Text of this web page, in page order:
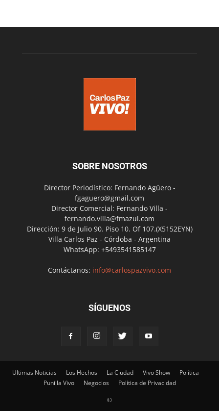
SOBRE NOSOTROS
Director Periodístico: Fernando Agüero -
fgaguero@gmail.com
Director Comercial: Fernando Villa -
fernando.villa@fmazul.com
Dirección: 9 de Julio 90. Piso 10. Of 107.(X5152EYN)
Villa Carlos Paz - Córdoba - Argentina
WhatsApp: +5493541585147
Contáctanos: info@carlospazvivo.com
SÍGUENOS
Ultimas Noticias Los Hechos La Ciudad Vivo Show
Política
Punilla Vivo
Negocios Política de Privacidad
©